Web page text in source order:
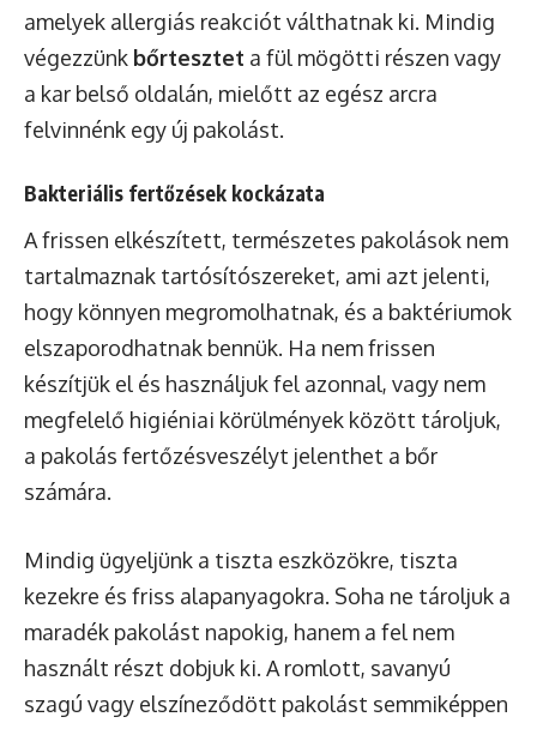
amelyek allergiás reakciót válthatnak ki. Mindig
végezzünk bőrtesztet a fül mögötti részen vagy
a kar belső oldalán, mielőtt az egész arcra
felvinnénk egy új pakolást.
Bakteriális fertőzések kockázata
A frissen elkészített, természetes pakolások nem
tartalmaznak tartósítószereket, ami azt jelenti,
hogy könnyen megromolhatnak, és a baktériumok
elszaporodhatnak bennük. Ha nem frissen
készítjük el és használjuk fel azonnal, vagy nem
megfelelő higiéniai körülmények között tároljuk,
a pakolás fertőzésveszélyt jelenthet a bőr
számára.
Mindig ügyeljünk a tiszta eszközökre, tiszta
kezekre és friss alapanyagokra. Soha ne tároljuk a
maradék pakolást napokig, hanem a fel nem
használt részt dobjuk ki. A romlott, savanyú
szagú vagy elszíneződött pakolást semmiképpen